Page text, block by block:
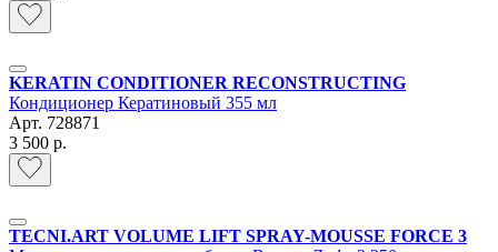
KERATIN CONDITIONER RECONSTRUCTING
Кондиционер Кератиновый 355 мл
Арт. 728871
3 500 р.
TECNI.ART VOLUME LIFT SPRAY-MOUSSE FORCE 3